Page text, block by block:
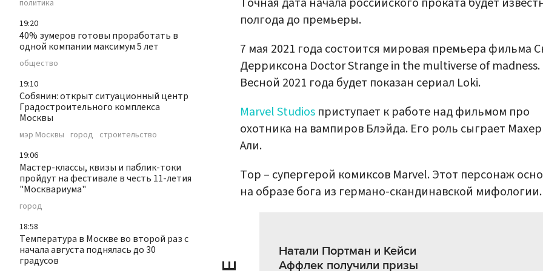
политика
19:20
40% зумеров готовы проработать в
одной компании максимум 5 лет
общество
19:10
Собянин: открыт ситуационный центр
Градостроительного комплекса
Москвы
мэр Москвы город строительство
19:06
Мастер-классы, квизы и паблик-токи
пройдут на фестивале в честь 11-летия
"Москвариума"
город
18:58
Температура в Москве во второй раз с
начала августа поднялась до 30
градусов
полгода до премьеры.
7 мая 2021 года состоится мировая премьера фильма
Дерриксона Doctor Strange in the multiverse of madness.
Весной 2021 года будет показан сериал Loki.
Marvel Studios приступает к работе над фильмом про
охотника на вампиров Блэйда. Его роль сыграет
Али.
Тор – супергерой комиксов Marvel. Этот персонаж
на образе бога из германо-скандинавской мифологии.
Натали Портман и Кейси
Аффлек получили призы